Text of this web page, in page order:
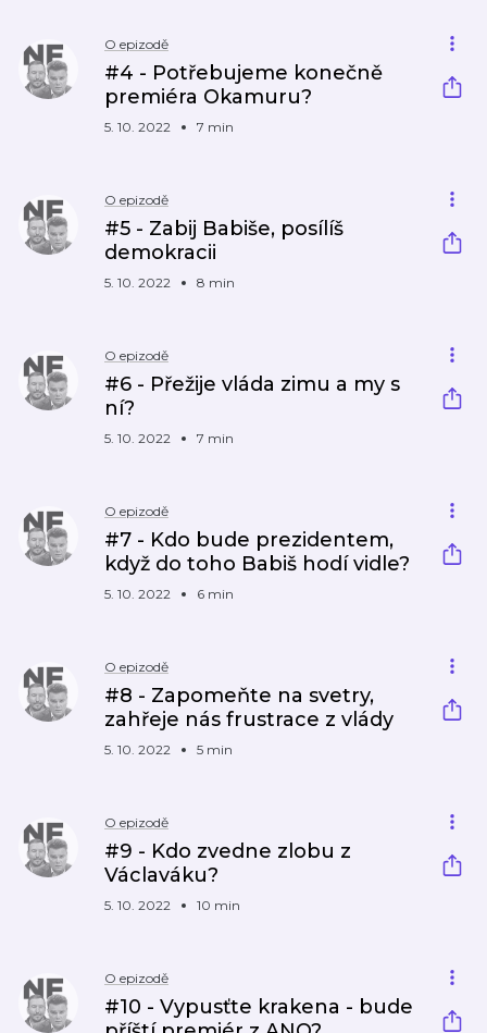
O epizodě
#4 - Potřebujeme konečně
premiéra Okamuru?
5. 10. 2022 7 min
O epizodě
#5 - Zabij Babiše, posílíš
demokracii
5. 10. 2022 8 min
O epizodě
#6 - Přežije vláda zimu a my s
ní?
5. 10. 2022 7 min
O epizodě
#7 - Kdo bude prezidentem,
když do toho Babiš hodí vidle?
5. 10. 2022 6 min
O epizodě
#8 - Zapomeňte na svetry,
zahřeje nás frustrace z vlády
5. 10. 2022 5 min
O epizodě
#9 - Kdo zvedne zlobu z
Václaváku?
5. 10. 2022 10 min
O epizodě
#10 - Vypusťte krakena - bude